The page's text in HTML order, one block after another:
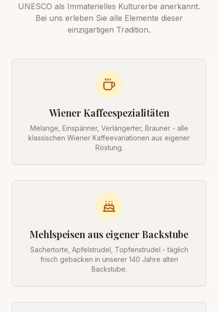
UNESCO als Immaterielles Kulturerbe anerkannt.
Bei uns erleben Sie alle Elemente dieser
einzigartigen Tradition.
Wiener Kaffeespezialitäten
Melange, Einspänner, Verlängerter, Brauner - alle
klassischen Wiener Kaffeevariationen aus eigener
Röstung.
Mehlspeisen aus eigener Backstube
Sachertorte, Apfelstrudel, Topfenstrudel - täglich
frisch gebacken in unserer 140 Jahre alten
Backstube.